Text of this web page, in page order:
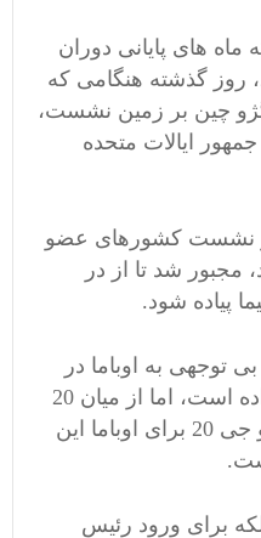
ماه های پایانی دوران
روز گذشته هنگامی که
چین بر زمین نشست،
ایالات متحده
در نشست کشورهای عضو
کند، مجبور شد تا از در
پیاده شود.
توجهی به اوباما در
فرودگاه هانگژو توضیحی نداده است، اما از میان 20
رئیس دولت کشورهای عضو جی 20 برای اوباما این
بلکه برای ورود رئیس